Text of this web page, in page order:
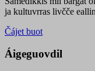
ja kultuvrras livčče
Čájet buot
Áigeguovdil